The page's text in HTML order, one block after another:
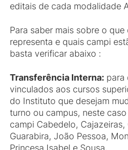
editais de cada modalidade
Para saber mais sobre o
representa e quais campi
basta verificar abaixo :
Transferência Interna: para
vinculados aos cursos
do Instituto que desejam
turno ou campus, neste
campi Cabedelo, Cajazeiras,
Guarabira, João Pessoa,
Princesa Isabel e Sousa.